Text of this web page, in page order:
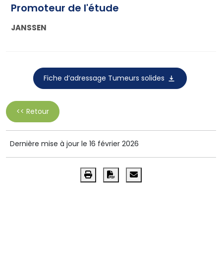
Promoteur de l'étude
JANSSEN
Fiche d’adressage Tumeurs solides
<< Retour
Dernière mise à jour le 16 février 2026